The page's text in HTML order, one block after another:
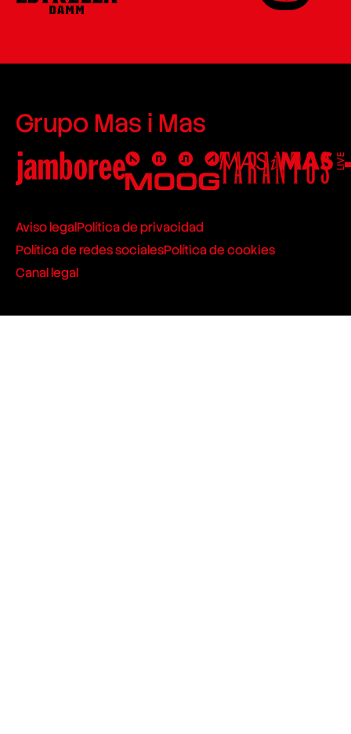
Grupo Mas i Mas
Aviso legalPolítica de privacidad
Política de redes socialesPolítica de cookies
Canal legal